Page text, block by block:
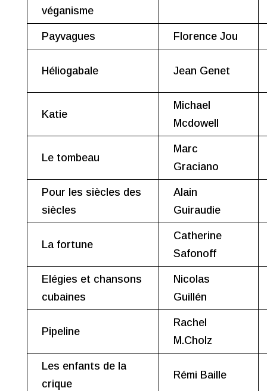
véganisme
Payvagues Florence Jou
Héliogabale Jean Genet
Katie
Michael
Mcdowell
Le tombeau
Marc
Graciano
Pour les siècles des
siècles
Alain
Guiraudie
La fortune
Catherine
Safonoff
Elégies et chansons
cubaines
Nicolas
Guillén
Pipeline
Rachel
M.Cholz
Les enfants de la
crique
Rémi Baille